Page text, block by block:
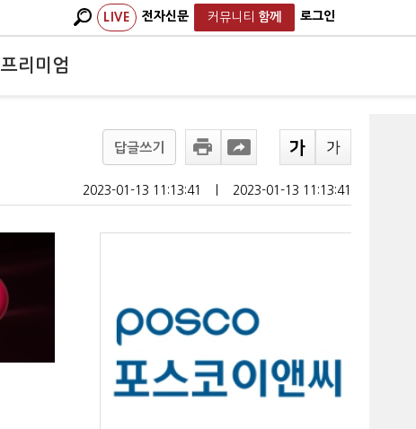
LIVE 전자신문 커뮤니티 함께 로그인
프리미엄
답글쓰기
2023-01-13 11:13:41 2023-01-13 11:13:41